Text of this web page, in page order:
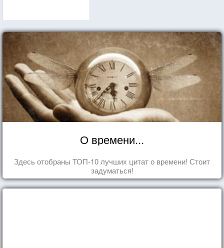
О времени...
Здесь отобраны ТОП-10 лучших цитат о времени! Стоит
задуматься!